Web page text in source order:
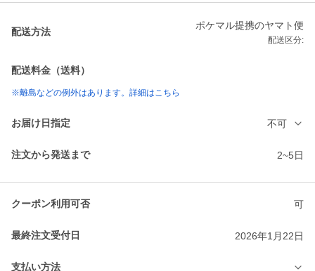
配送方法
ポケマル提携のヤマト便
配送区分:
配送料金（送料）
※離島などの例外はあります。詳細はこちら
お届け日指定 不可
注文から発送まで 2~5日
クーポン利用可否 可
最終注文受付日 2026年1月22日
支払い方法